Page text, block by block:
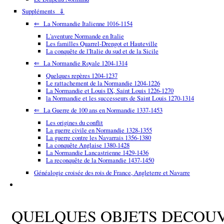
Suppléments ⇓
⇐ La Normandie Italienne 1016-1154
L'aventure Normande en Italie
Les familles Quarrel-Drengot et Hauteville
La conquête de l'Italie du sud et de la Sicile
⇐ La Normandie Royale 1204-1314
Quelques repères 1204-1237
Le rattachement de la Normandie 1204-1226
La Normandie et Louis IX, Saint Louis 1226-1270
la Normandie et les successeurs de Saint Louis 1270-1314
⇐ La Guerre de 100 ans en Normandie 1337-1453
Les origines du conflit
La guerre civile en Normandie 1328-1355
La guerre contre les Navarrais 1356-1380
La conquête Anglaise 1380-1428
La Normandie Lancastrienne 1429-1436
La reconquête de la Normandie 1437-1450
Généalogie croisée des rois de France, Angleterre et Navarre
QUELQUES OBJETS